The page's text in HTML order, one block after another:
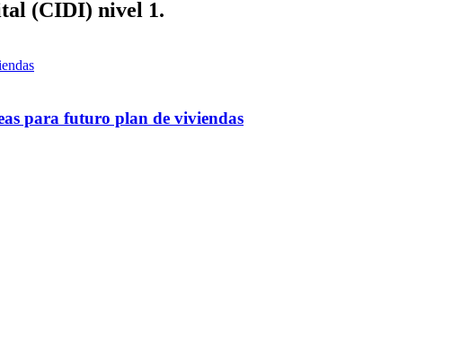
para futuro plan de viviendas
(CIDI) nivel 1.